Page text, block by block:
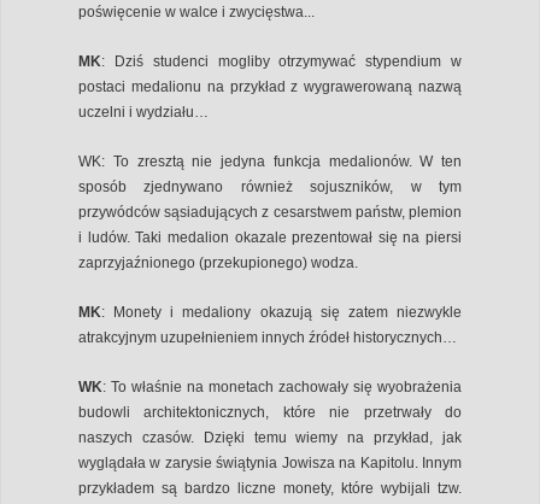
poświęcenie w walce i zwycięstwa...
MK: Dziś studenci mogliby otrzymywać stypendium w
postaci medalionu na przykład z wygrawerowaną nazwą
uczelni i wydziału…
WK: To zresztą nie jedyna funkcja medalionów. W ten
sposób zjednywano również sojuszników, w tym
przywódców sąsiadujących z cesarstwem państw, plemion
i ludów. Taki medalion okazale prezentował się na piersi
zaprzyjaźnionego (przekupionego) wodza.
MK: Monety i medaliony okazują się zatem niezwykle
atrakcyjnym uzupełnieniem innych źródeł historycznych…
WK: To właśnie na monetach zachowały się wyobrażenia
budowli architektonicznych, które nie przetrwały do
naszych czasów. Dzięki temu wiemy na przykład, jak
wyglądała w zarysie świątynia Jowisza na Kapitolu. Innym
przykładem są bardzo liczne monety, które wybijali tzw.